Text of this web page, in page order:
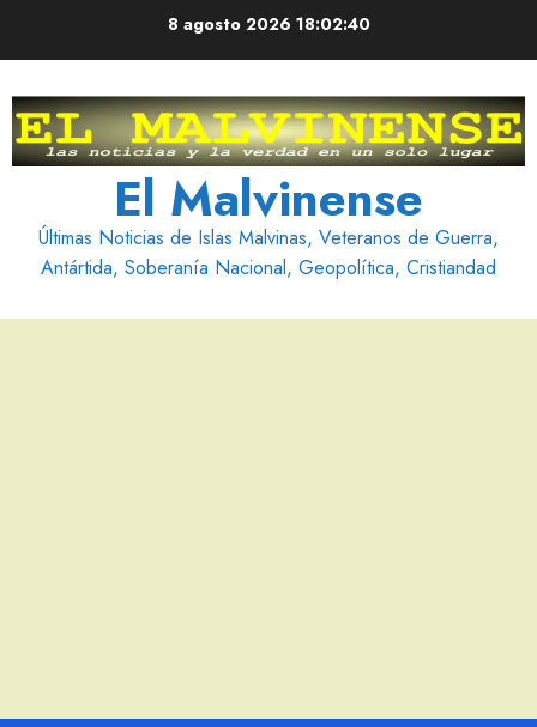
8 agosto 202618:02:41
El Malvinense
Últimas Noticias de Islas Malvinas, Veteranos de Guerra,
Antártida, Soberanía Nacional, Geopolítica, Cristiandad